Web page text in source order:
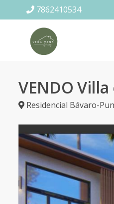
7862410534
VENDO
Residencial Bávaro-